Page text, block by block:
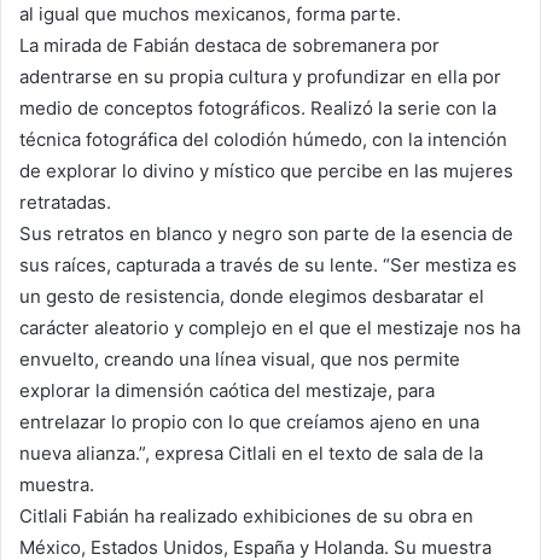
al igual que muchos mexicanos, forma parte.
La mirada de Fabián destaca de sobremanera por
adentrarse en su propia cultura y profundizar en ella por
medio de conceptos fotográficos. Realizó la serie con la
técnica fotográfica del colodión húmedo, con la intención
de explorar lo divino y místico que percibe en las mujeres
retratadas.
Sus retratos en blanco y negro son parte de la esencia de
sus raíces, capturada a través de su lente. “Ser mestiza es
un gesto de resistencia, donde elegimos desbaratar el
carácter aleatorio y complejo en el que el mestizaje nos ha
envuelto, creando una línea visual, que nos permite
explorar la dimensión caótica del mestizaje, para
entrelazar lo propio con lo que creíamos ajeno en una
nueva alianza.”, expresa Citlali en el texto de sala de la
muestra.
Citlali Fabián ha realizado exhibiciones de su obra en
México, Estados Unidos, España y Holanda. Su muestra